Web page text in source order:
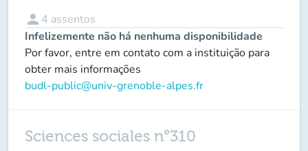
person 4 assentos
Infelizemente não há nenhuma disponibilidade
Por favor, entre em contato com a instituição para
obter mais informações
budl-public@univ-grenoble-alpes.fr
Sciences sociales n°310